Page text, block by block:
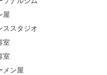
屋
ススタジオ
室
室
メン屋